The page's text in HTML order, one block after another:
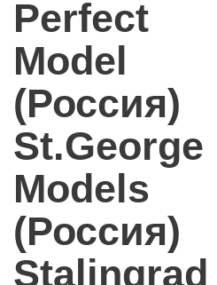
Perfect
Model
(Россия)
St.George
Models
(Россия)
Stalingrad